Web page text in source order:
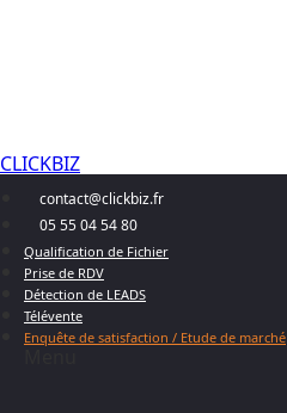
CLICKBIZ
contact@clickbiz.fr
05 55 04 54 80
Qualification de Fichier
Prise de RDV
Détection de LEADS
Télévente
Enquête de satisfaction / Etude de marché